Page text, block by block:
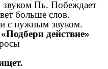
звуком Пь. Побеждает
больше слов.
с нужным звуком.
действие»